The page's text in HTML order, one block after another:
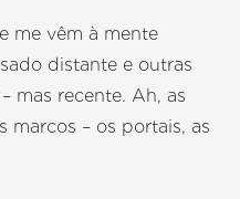
me vêm à mente
distante e outras
mas recente. Ah, as
marcos – os portais, as